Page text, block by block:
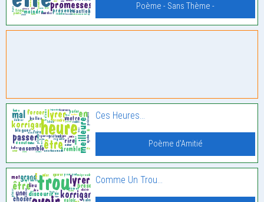
Poème - Sans Thème -
Ces Heures…
Poème d'Amitié
Comme Un Trou…